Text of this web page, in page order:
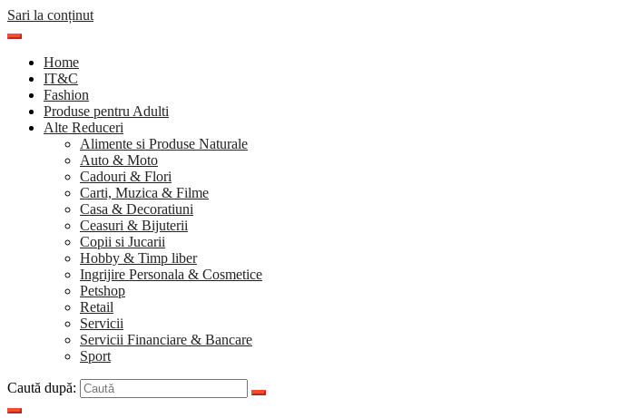
Sari la conținut
Home
IT&C
Fashion
Produse pentru Adulti
Alte Reduceri
Alimente si Produse Naturale
Auto & Moto
Cadouri & Flori
Carti, Muzica & Filme
Casa & Decoratiuni
Ceasuri & Bijuterii
Copii si Jucarii
Hobby & Timp liber
Ingrijire Personala & Cosmetice
Petshop
Retail
Servicii
Servicii Financiare & Bancare
Sport
Caută după: